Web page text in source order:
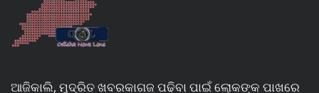
ଆଜିକାଲି, ମୁଦ୍ରିତ ଖବରକାଗଜ ପଢିବା ପାଇଁ ଲୋକଙ୍କ ପାଖରେ